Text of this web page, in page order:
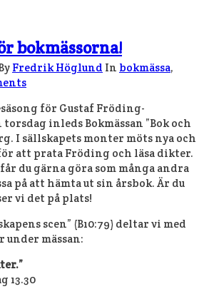
bokmässorna!
Fredrik Höglund In bokmässa,
för Gustaf Fröding-
inleds Bokmässan ”Bok och
I sällskapets monter möts nya och
att prata Fröding och läsa dikter.
får du gärna göra som många andra
på att hämta ut sin årsbok. Är du
vi det på plats!
scen” (B10:79) deltar vi med
mässan:
13.30